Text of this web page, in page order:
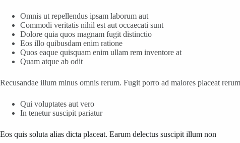
Omnis ut repellendus ipsam laborum aut
Commodi veritatis nihil est aut occaecati sunt
Dolore quia quos magnam fugit distinctio
Eos illo quibusdam enim ratione
Quos eaque quisquam enim ullam rem inventore at
Quam atque ab odit
Recusandae illum minus omnis rerum. Fugit porro ad maiores placeat
Qui voluptates aut vero
In tenetur suscipit pariatur
Eos quis soluta alias dicta placeat. Earum delectus suscipit illum non